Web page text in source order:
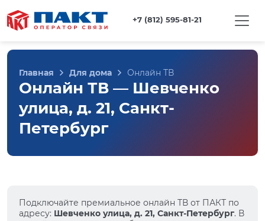
+7 (812) 595-81-21
Главная Для дома Онлайн ТВ
Онлайн ТВ — Шевченко
улица, д. 21, Санкт-
Петербург
Подключайте премиальное онлайн ТВ от ПАКТ по
адресу: Шевченко улица, д. 21, Санкт-Петербург. В